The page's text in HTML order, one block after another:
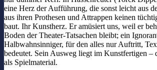
eine Herz der Aufführung, die sonst leicht aus
aus ihren Prothesen und Attrappen keinen
baut. Ihr Kunstherz. Er amüsiert uns, weil er
Boden der Theater-Tatsachen bleibt; ein
Halbwahnsinniger, für den alles nur Auftritt,
bedeutet. Sein Ausweg liegt im Kunstfertigen –
als Spielmaterial.